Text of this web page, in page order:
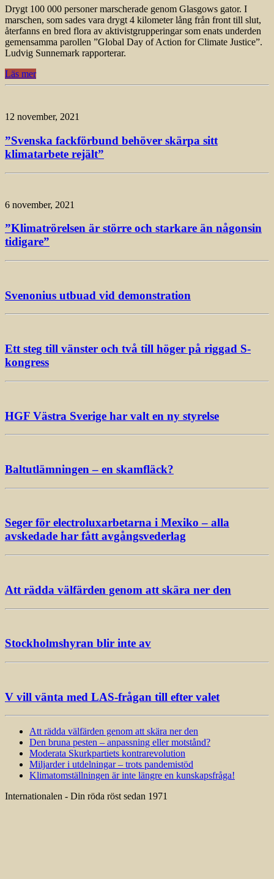
Drygt 100 000 personer marscherade genom Glasgows gator. I
marschen, som sades vara drygt 4 kilometer lång från front till slut,
återfanns en bred flora av aktivistgrupperingar som enats underden
gemensamma parollen ”Global Day of Action for Climate Justice”.
Ludvig Sunnemark rapporterar.
Läs mer
12 november, 2021
”Svenska fackförbund behöver skärpa sitt
klimatarbete rejält”
6 november, 2021
”Klimatrörelsen är större och starkare än någonsin
tidigare”
Svenonius utbuad vid demonstration
Ett steg till vänster och två till höger på riggad S-
kongress
HGF Västra Sverige har valt en ny styrelse
Baltutlämningen – en skamfläck?
Seger för electroluxarbetarna i Mexiko – alla
avskedade har fått avgångsvederlag
Att rädda välfärden genom att skära ner den
Stockholmshyran blir inte av
V vill vänta med LAS-frågan till efter valet
Att rädda välfärden genom att skära ner den
Den bruna pesten – anpassning eller motstånd?
Moderata Skurkpartiets kontrarevolution
Miljarder i utdelningar – trots pandemistöd
Klimatomställningen är inte längre en kunskapsfråga!
Internationalen - Din röda röst sedan 1971